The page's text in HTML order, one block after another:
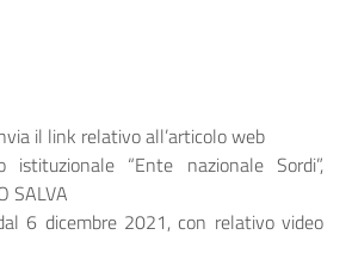
il link relativo all’articolo web
“Ente nazionale Sordi”,
SALVA
6 dicembre 2021, con relativo video